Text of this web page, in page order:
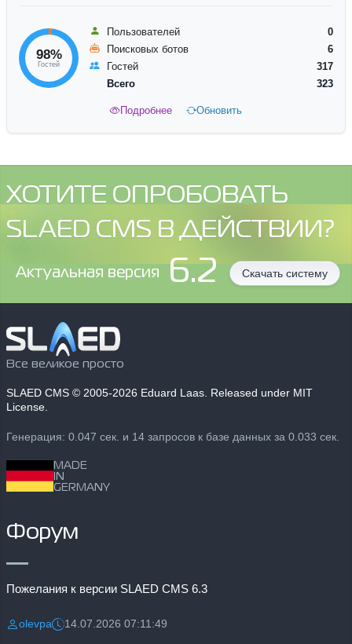
98%
Гостей
Пользователей
0
Поисковых ботов
6
Гостей
317
Всего
323
Подробнее Обновить
ХОТИТЕ ОПРОБОВАТЬ
SLAED CMS В ДЕЙСТВИИ?
Aктуальная версия 6.2 Скачать систему
Все великое просто
SLAED CMS © 2005-2026 Eduard Laas. Released under MIT
License.
Генерация: 0.047 сек. и 14 запросов к базе данных за 0.033 сек.
MADE
IN
GERMANY
Форум
Пожелания к версии SLAED CMS 6.3
Разместил:
olevpaДата:14.07.2026 07:11:49